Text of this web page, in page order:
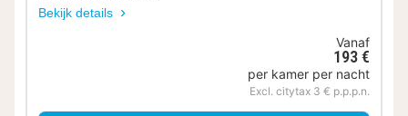
Bekijk details
Vanaf
193 €
per kamer per nacht
Excl. citytax 3 € p.p.p.n.